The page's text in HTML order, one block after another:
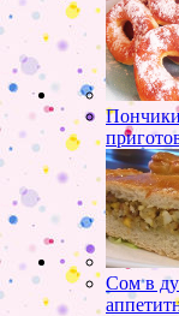
Сом в